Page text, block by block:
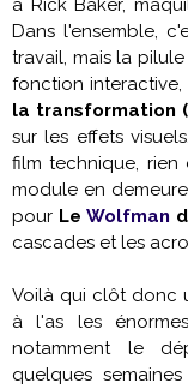
à Rick Baker,
Dans l'ensemble,
travail, mais la
fonction interactive,
la transformation
sur les effets
film technique,
module en
pour Le Wolfman
cascades et les
Voilà qui clôt donc
à l'as les
notamment le
quelques